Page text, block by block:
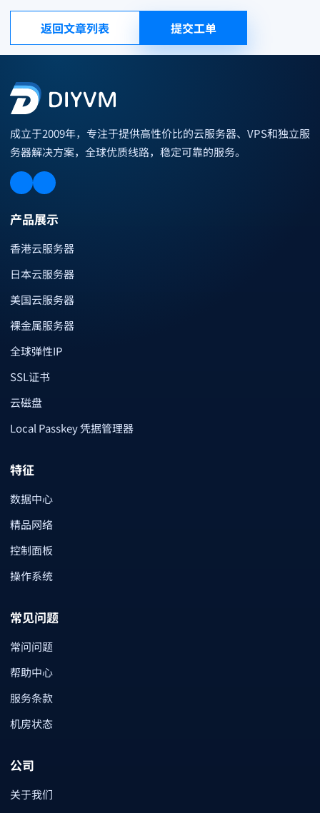
返回文章列表 提交工单
成立于2009年，专注于提供高性价比的云服务器、VPS和独立服
务器解决方案，全球优质线路，稳定可靠的服务。
产品展示
香港云服务器
日本云服务器
美国云服务器
裸金属服务器
全球弹性IP
SSL证书
云磁盘
Local Passkey 凭据管理器
特征
数据中心
精品网络
控制面板
操作系统
常见问题
常问问题
帮助中心
服务条款
机房状态
公司
关于我们